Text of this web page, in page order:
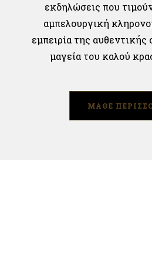
εκδηλώσεις που
αμπελουργική
εμπειρία της αυθεντικής
μαγεία του καλού
ΜΑΘΕ